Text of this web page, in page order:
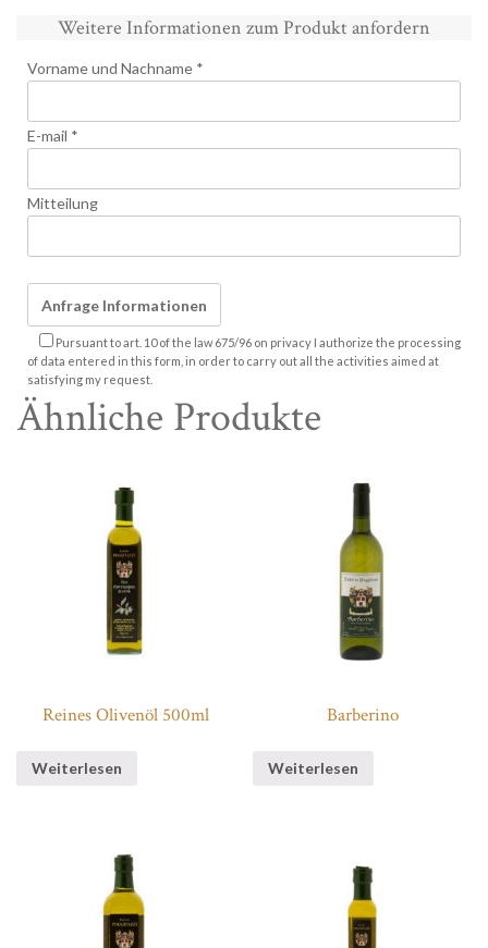
Weitere Informationen zum Produkt anfordern
Vorname und Nachname *
E-mail *
Mitteilung
Pursuant to art. 10 of the law 675/96 on privacy I authorize the processing
of data entered in this form, in order to carry out all the activities aimed at
satisfying my request.
Ähnliche Produkte
Reines Olivenöl 500ml
Weiterlesen
Barberino
Weiterlesen